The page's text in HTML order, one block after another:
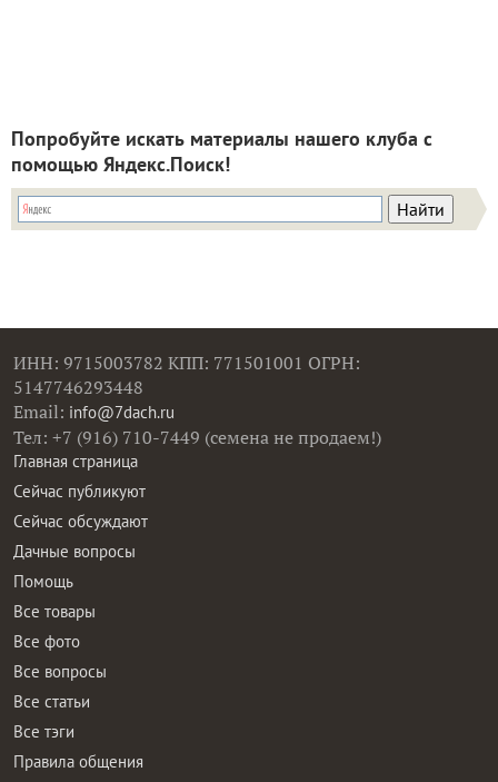
Попробуйте искать материалы нашего клуба с
помощью Яндекс.Поиск!
ИНН: 9715003782 КПП: 771501001 ОГРН:
5147746293448
Email: info@7dach.ru
Тел: +7 (916) 710-7449 (семена не продаем!)
Главная страница
Сейчас публикуют
Сейчас обсуждают
Дачные вопросы
Помощь
Все товары
Все фото
Все вопросы
Все статьи
Все тэги
Правила общения